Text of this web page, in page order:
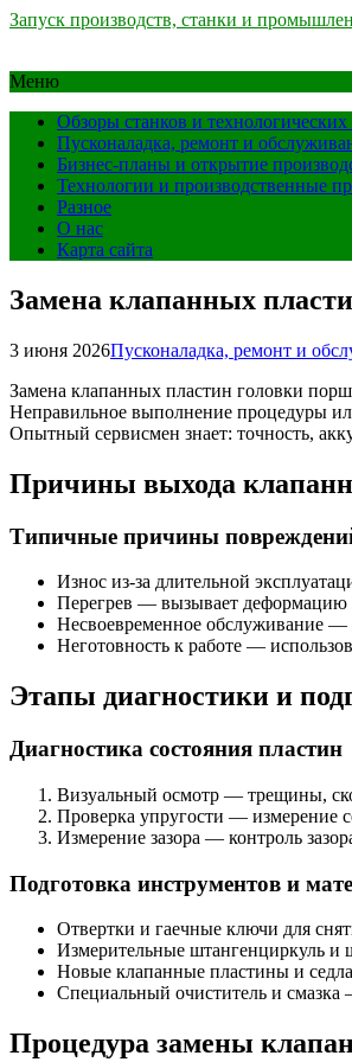
Запуск производств, станки и
Меню
Обзоры станков и
Пусконаладка, ремонт и
Бизнес-планы и открытие
Технологии и производственные
Разное
О нас
Карта сайта
Замена клапанных
3 июня 2026Пусконаладка, ремонт и
Замена клапанных пластин головки
Неправильное выполнение процедуры
Опытный сервисмен знает: точность,
Причины выхода
Типичные причины
Износ из-за длительной
Перегрев — вызывает деформацию
Несвоевременное обслуживание
Неготовность к работе —
Этапы диагностики и
Диагностика состояния пластин
Визуальный осмотр — трещины,
Проверка упругости — измерение
Измерение зазора — контроль
Подготовка инструментов и
Отвертки и гаечные ключи для
Измерительные штангенциркуль
Новые клапанные пластины и
Специальный очиститель и смазка
Процедура замены